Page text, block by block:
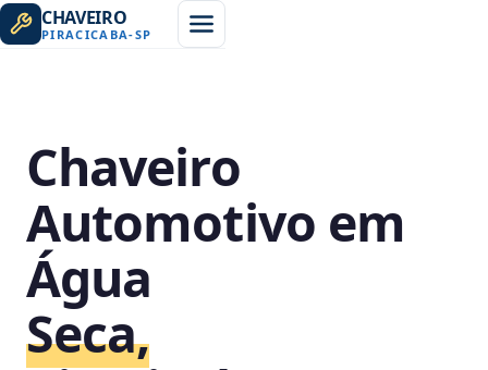
CHAVEIRO
PIRACICABA-SP
Chaveiro
Automotivo em
Água
Seca,